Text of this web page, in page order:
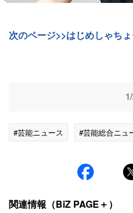
次のページ>>はじめしゃち
#芸能ニュース #芸能総合ニュ
関連情報（BiZ PAGE＋）